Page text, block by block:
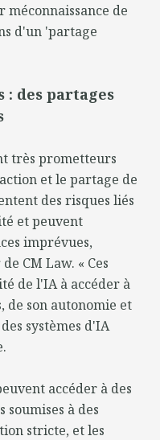
méconnaissance de
d'un 'partage
: des partages
très prometteurs
et le partage de
des risques liés
et peuvent
imprévues,
CM Law. « Ces
de l'IA à accéder à
de son autonomie et
systèmes d'IA
accéder à des
à des
stricte, et les